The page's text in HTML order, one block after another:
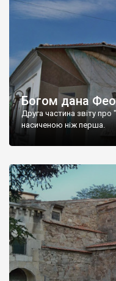
Богом дана
Друга частина звіту
насиченою ніж перша.